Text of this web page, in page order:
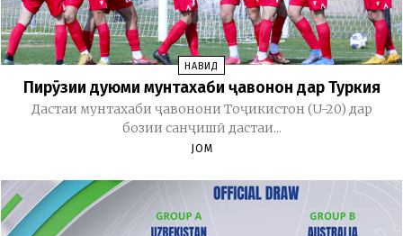
НАВИД
Пирӯзии дуюми мунтахаби ҷавонон дар Туркия
Дастаи мунтахаби ҷавонони Тоҷикистон (U-20) дар
бозии санҷишӣ дастаи...
JOM